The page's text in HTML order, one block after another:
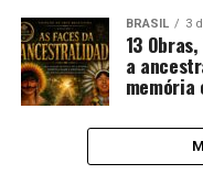
BRASIL 3
13
a
memória